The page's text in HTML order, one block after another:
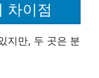
차이점
지만, 두 곳은 분